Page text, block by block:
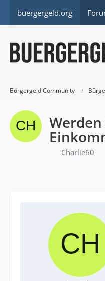
buergergeld.org
Bürgergeld Community
Charlie60